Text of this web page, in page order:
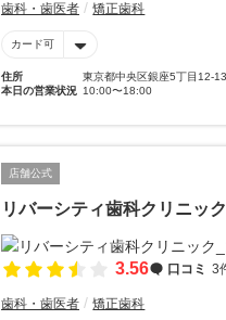
歯科・歯医者 矯正歯科
カード可
住所
東京都中央区銀座5丁目12-13
本日の営業状況 10:00〜18:00
店舗公式
リバーシティ歯科クリニック
3.56 口コミ 3
歯科・歯医者 矯正歯科